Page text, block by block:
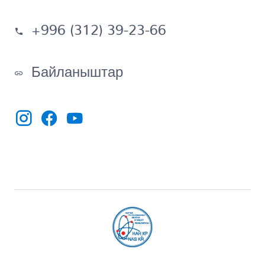
+996 (312) 39-23-66
Байланыштар